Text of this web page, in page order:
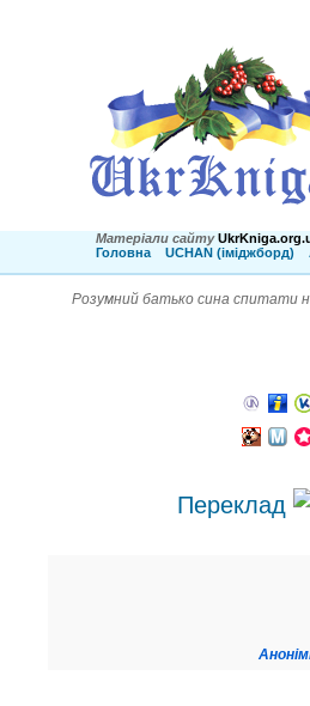
Матеріали сайту
Головна
UCHAN (іміджборд)
Розумний батько сина спитати
Переклад